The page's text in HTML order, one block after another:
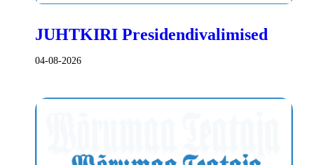
JUHTKIRI Presidendivalimised
04-08-2026